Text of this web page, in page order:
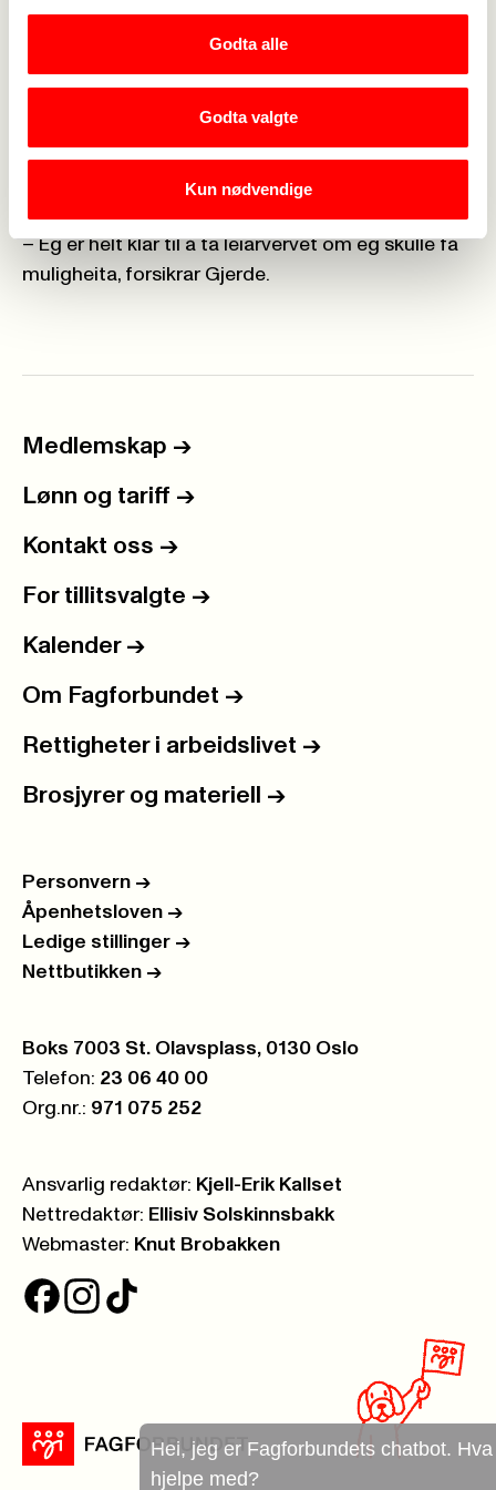
Godta alle
Godta valgte
Kun nødvendige
plass, men oppfølginga kan vera mangelfull. Andre
få lærlingplass fordi så mykje er privatisert, seier
Rolla som nestleiar i ungdomsutvalet i Hordaland
er fortsatt fersk for 26-åringen, men ho er ikkje
redd for å sjå framover.
– Eg er helt klar til å ta leiarvervet om eg skulle få
muligheita, forsikrar Gjerde.
Hei, jeg er Fagforbundets chatbot. Hva kan jeg
hjelpe med?
Medlemskap ->
Lønn og tariff ->
Kontakt oss ->
For tillitsvalgte ->
Kalender ->
Om Fagforbundet ->
Rettigheter i arbeidslivet ->
Brosjyrer og materiell ->
Personvern ->
Åpenhetsloven ->
Ledige stillinger ->
Nettbutikken ->
Postboks:
Boks 7003 St. Olavsplass, 0130 Oslo
Telefon: 23 06 40 00
Org.nr.: 971 075 252
Ansvarlig redaktør: Kjell-Erik Kallset
Nettredaktør: Ellisiv Solskinnsbakk
Webmaster: Knut Brobakken